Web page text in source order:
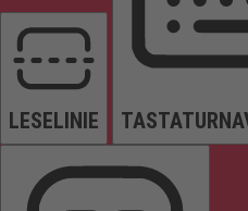
LESELINIE